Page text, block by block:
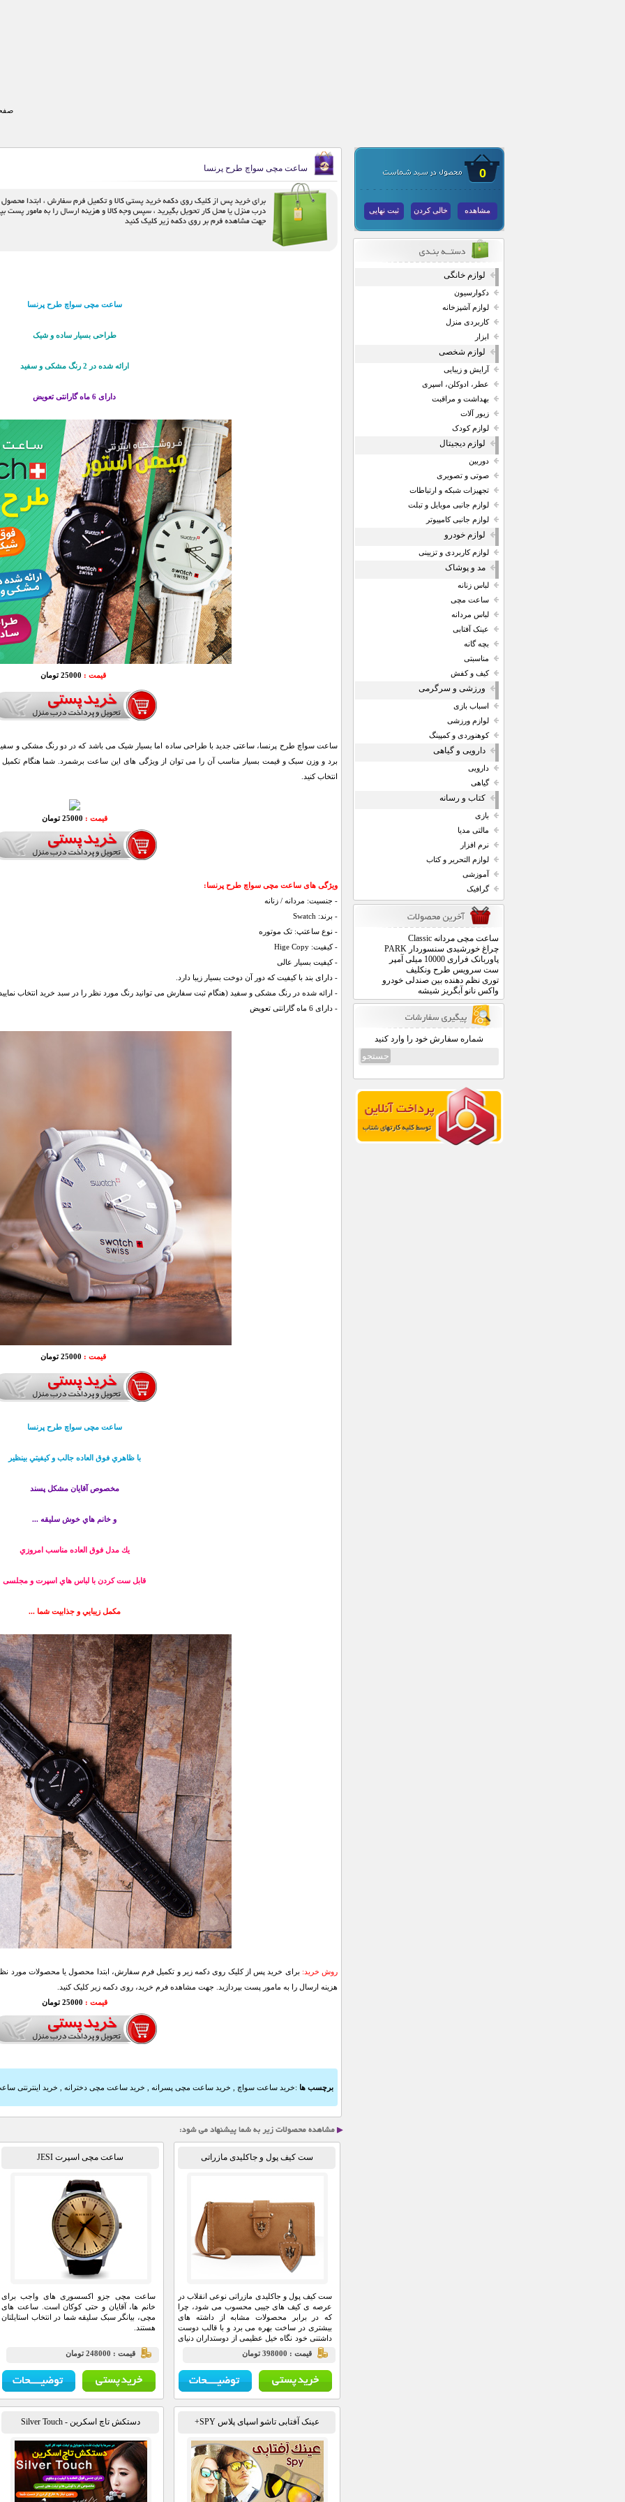
0
مشاهده خالی کردن ثبت نهایی
لوازم خانگی
دکوارسیون
لوازم آشپزخانه
کاربردی منزل
ابزار
لوازم شخصی
آرایش و زیبایی
عطر، ادوکلن، اسپری
بهداشت و مراقبت
زیور آلات
لوازم کودک
لوازم دیجیتال
دوربین
صوتی و تصویری
تجهیزات شبکه و ارتباطات
لوازم جانبی موبایل و تبلت
لوازم جانبی کامپیوتر
لوازم خودرو
لوازم کاربردی و تزیینی
مد و پوشاک
لباس زنانه
ساعت مچی
لباس مردانه
عینک آفتابی
بچه گانه
مناسبتی
کیف و کفش
ورزشی و سرگرمی
اسباب بازی
لوازم ورزشی
کوهنوردی و کمپینگ
دارویی و گیاهی
دارویی
گیاهی
کتاب و رسانه
بازی
مالتی مدیا
نرم افزار
لوازم التحریر و کتاب
آموزشی
گرافیک
ساعت مچی مردانه Classic
چراغ خورشیدی سنسوردار PARK
پاوربانک فراری 10000 میلی آمپر
ست سرویس طرح ونکلیف
توری نظم دهنده بین صندلی خودرو
واکس نانو آبگریز شیشه
شماره سفارش خود را وارد کنید
ساعت مچی سواچ طرح پرنسا
ساعت مچی سواچ طرح پرنسا
طراحی بسیار ساده و شیک
ارائه شده در 2 رنگ مشکی و سفید
دارای 6 ماه گارانتی تعویض
قیمت : 25000 تومان
ساعت سواچ طرح پرنسا، ساعتی جدید با طراحی ساده اما بسیار شیک می باشد که در دو رنگ مشکی و
برد و وزن سبک و قیمت بسیار مناسب آن را می توان از ویژگی های این ساعت برشمرد. شما هنگام
انتخاب کنید.
قیمت : 25000 تومان
ویژگی های ساعت مچی سواچ طرح پرنسا:
- جنسیت: مردانه / زنانه
- برند: Swatch
- نوع ساعتپ: تک موتوره
- کیفیت: Hige Copy
- کیفیت بسیار عالی
- دارای بند با کیفیت که دور آن دوخت بسیار زیبا دارد.
- ارائه شده در رنگ مشکی و سفید (هنگام ثبت سفارش می توانید رنگ مورد نظر را در سبد خرید انتخاب
- دارای 6 ماه گارانتی تعویض
قیمت : 25000 تومان
ساعت مچی سواچ طرح پرنسا
با ظاهري فوق العاده جالب و كيفيتي بينظير
مخصوص آقايان مشكل پسند
و خانم هاي خوش سليقه ...
يك مدل فوق العاده مناسب امروزي
قابل ست كردن با لباس هاي اسپرت و مجلسی
مكمل زيبايي و جذابيت شما ...
روش خرید: برای خرید پس از کلیک روی دکمه زیر و تکمیل فرم سفارش، ابتدا محصول یا محصولات مورد
هزینه ارسال را به مامور پست بپردازید. جهت مشاهده فرم خرید، روی دکمه زیر کلیک کنید.
قیمت : 25000 تومان
برچسب ها :خرید ساعت سواچ خرید ساعت مچی پسرانه خرید ساعت مچی دخترانه خرید اینترنتی
ست کیف پول و جاکلیدی مازراتی
ست کیف پول و جاکلیدی مازراتی نوعی انقلاب در
عرصه ی کیف های جیبی محسوب می شود، چرا
که در برابر محصولات مشابه از داشته های
بیشتری در ساخت بهره می برد و با قالب دوست
داشتنی خود نگاه خیل عظیمی از دوستداران دنیای
کیف را به خود جلب کرده است.
قيمت : 398000 تومان
ساعت مچی اسپرت JESI
ساعت مچی جزو اکسسوری های واجب برای
خانم ها، آقایان و حتی کوکان است. ساعت های
مچی، بیانگر سبک سلیقه شما در انتخاب استایلتان
هستند.
قيمت : 248000 تومان
عینک آفتابی تاشو اسپای پلاس SPY+ دستکش تاچ اسکرین - Silver Touch